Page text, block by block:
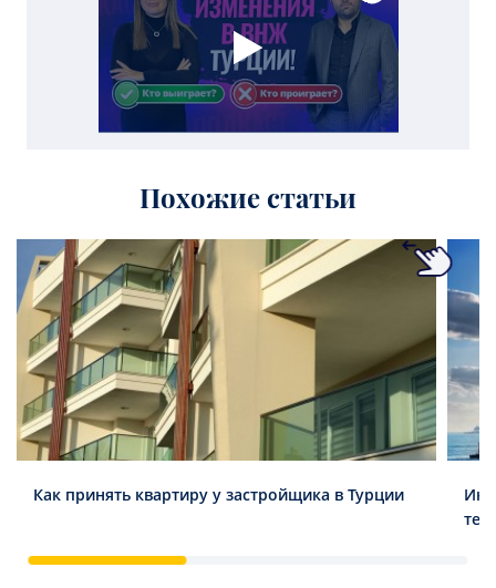
Похожие статьи
Как принять квартиру у застройщика в Турции